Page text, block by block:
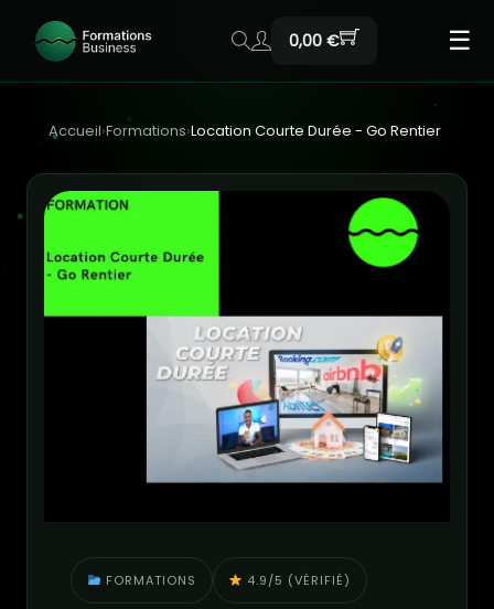
0,00 € ☰
Accueil›Formations›Location Courte Durée - Go Rentier
FORMATIONS 4.9/5 (VÉRIFIÉ)